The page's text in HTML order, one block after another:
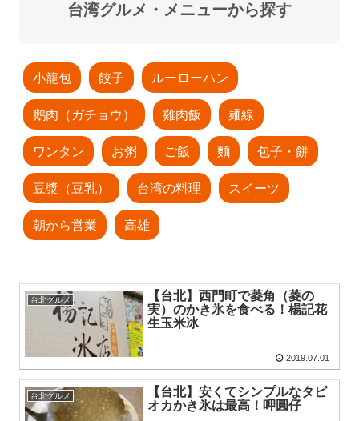
台湾グルメ・メニューから探す
小籠包 餃子 ルーローハン
鹅肉（ガチョウ） 雞肉飯 麺線
ワンタン お粥 ご飯 麵 包子・餅
豆漿（豆乳） 台湾の料理 スイーツ
朝から営業 高雄
台北グルメ
【台北】西門町で菱角（菱の
実）のかき氷を食べる！楊記花
生玉米冰
2019.07.01
台北グルメ
【台北】安くてシンプルなタピ
オカかき氷は最高！呷圓仔